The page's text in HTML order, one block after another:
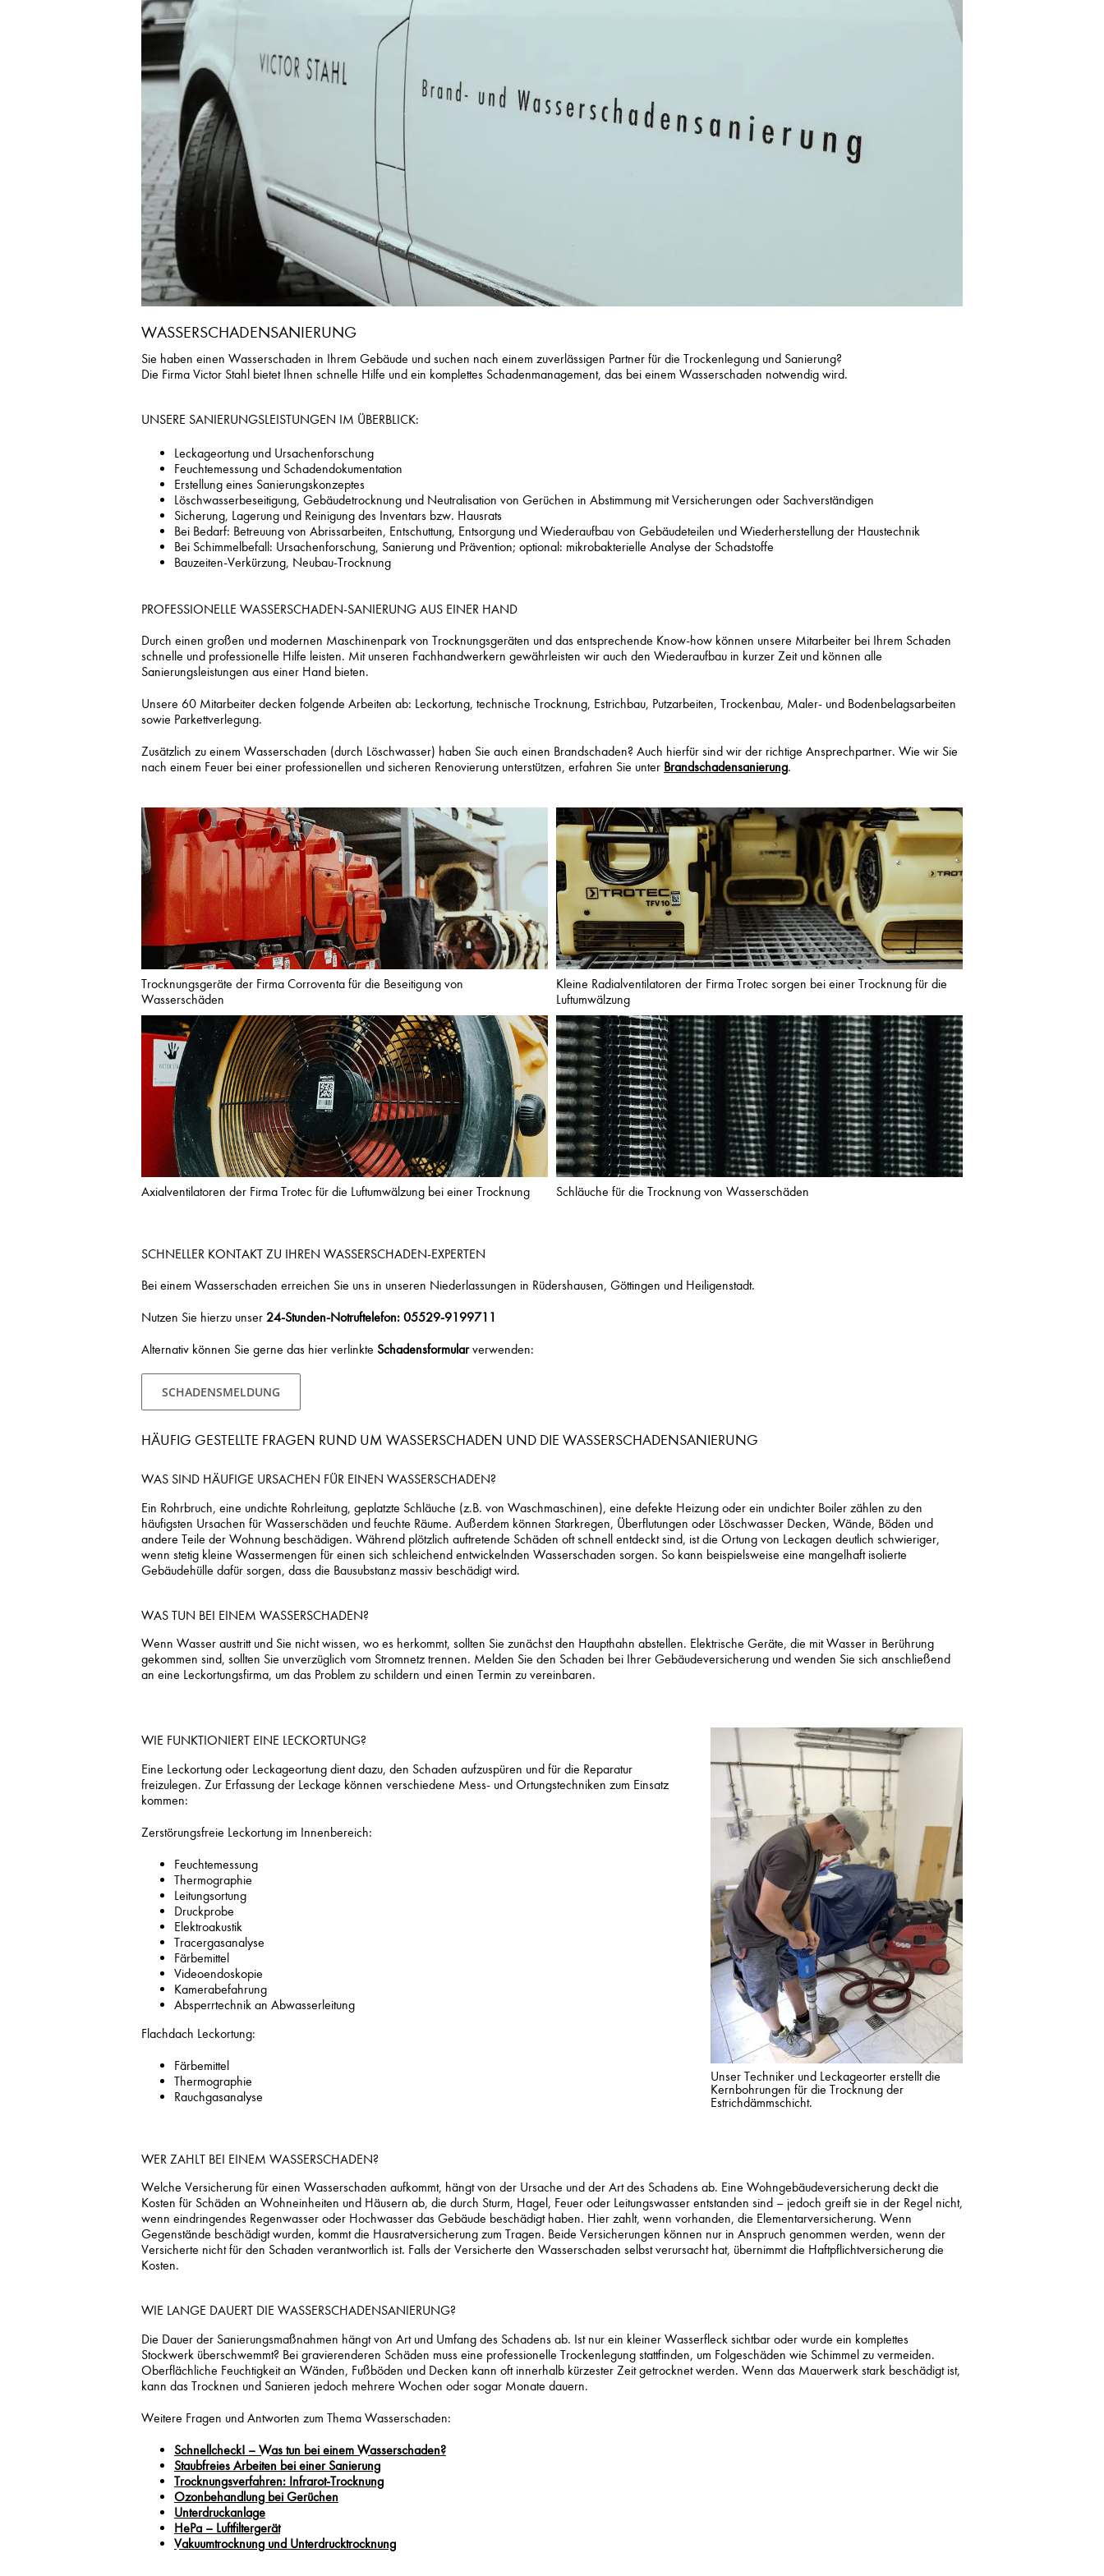
WASSERSCHADENSANIERUNG
Sie haben einen Wasserschaden in Ihrem Gebäude und suchen nach einem zuverlässigen Partner für die Trockenlegung und Sanierung?
Die Firma Victor Stahl bietet Ihnen schnelle Hilfe und ein komplettes Schadenmanagement, das bei einem Wasserschaden notwendig wird.
UNSERE SANIERUNGSLEISTUNGEN IM ÜBERBLICK:
Leckageortung und Ursachenforschung
Feuchtemessung und Schadendokumentation
Erstellung eines Sanierungskonzeptes
Löschwasserbeseitigung, Gebäudetrocknung und Neutralisation von Gerüchen in Abstimmung mit Versicherungen oder Sachverständigen
Sicherung, Lagerung und Reinigung des Inventars bzw. Hausrats
Bei Bedarf: Betreuung von Abrissarbeiten, Entschuttung, Entsorgung und Wiederaufbau von Gebäudeteilen und Wiederherstellung der Haustechnik
Bei Schimmelbefall: Ursachenforschung, Sanierung und Prävention; optional: mikrobakterielle Analyse der Schadstoffe
Bauzeiten-Verkürzung, Neubau-Trocknung
PROFESSIONELLE WASSERSCHADEN-SANIERUNG AUS EINER HAND
Durch einen großen und modernen Maschinenpark von Trocknungsgeräten und das entsprechende Know-how können unsere Mitarbeiter bei Ihrem Schaden
schnelle und professionelle Hilfe leisten. Mit unseren Fachhandwerkern gewährleisten wir auch den Wiederaufbau in kurzer Zeit und können alle
Sanierungsleistungen aus einer Hand bieten.
Unsere 60 Mitarbeiter decken folgende Arbeiten ab: Leckortung, technische Trocknung, Estrichbau, Putzarbeiten, Trockenbau, Maler- und Bodenbelagsarbeiten
sowie Parkettverlegung.
Zusätzlich zu einem Wasserschaden (durch Löschwasser) haben Sie auch einen Brandschaden? Auch hierfür sind wir der richtige Ansprechpartner. Wie wir Sie
nach einem Feuer bei einer professionellen und sicheren Renovierung unterstützen, erfahren Sie unter Brandschadensanierung.
Trocknungsgeräte der Firma Corroventa für die Beseitigung von
Wasserschäden
Kleine Radialventilatoren der Firma Trotec sorgen bei einer Trocknung für die
Luftumwälzung
Axialventilatoren der Firma Trotec für die Luftumwälzung bei einer Trocknung Schläuche für die Trocknung von Wasserschäden
SCHNELLER KONTAKT ZU IHREN WASSERSCHADEN-EXPERTEN
Bei einem Wasserschaden erreichen Sie uns in unseren Niederlassungen in Rüdershausen, Göttingen und Heiligenstadt.
Nutzen Sie hierzu unser 24-Stunden-Notruftelefon: 05529-9199711
Alternativ können Sie gerne das hier verlinkte Schadensformularverwenden:
SCHADENSMELDUNG
HÄUFIG GESTELLTE FRAGEN RUND UM WASSERSCHADEN UND DIE WASSERSCHADENSANIERUNG
WAS SIND HÄUFIGE URSACHEN FÜR EINEN WASSERSCHADEN?
Ein Rohrbruch, eine undichte Rohrleitung, geplatzte Schläuche (z.B. von Waschmaschinen), eine defekte Heizung oder ein undichter Boiler zählen zu den
häufigsten Ursachen für Wasserschäden und feuchte Räume. Außerdem können Starkregen, Überflutungen oder Löschwasser Decken, Wände, Böden und
andere Teile der Wohnung beschädigen. Während plötzlich auftretende Schäden oft schnell entdeckt sind, ist die Ortung von Leckagen deutlich schwieriger,
wenn stetig kleine Wassermengen für einen sich schleichend entwickelnden Wasserschaden sorgen. So kann beispielsweise eine mangelhaft isolierte
Gebäudehülle dafür sorgen, dass die Bausubstanz massiv beschädigt wird.
WAS TUN BEI EINEM WASSERSCHADEN?
Wenn Wasser austritt und Sie nicht wissen, wo es herkommt, sollten Sie zunächst den Haupthahn abstellen. Elektrische Geräte, die mit Wasser in Berührung
gekommen sind, sollten Sie unverzüglich vom Stromnetz trennen. Melden Sie den Schaden bei Ihrer Gebäudeversicherung und wenden Sie sich anschließend
an eine Leckortungsfirma, um das Problem zu schildern und einen Termin zu vereinbaren.
WIE FUNKTIONIERT EINE LECKORTUNG?
Eine Leckortung oder Leckageortung dient dazu, den Schaden aufzuspüren und für die Reparatur
freizulegen. Zur Erfassung der Leckage können verschiedene Mess- und Ortungstechniken zum Einsatz
kommen:
Zerstörungsfreie Leckortung im Innenbereich:
Feuchtemessung
Thermographie
Leitungsortung
Druckprobe
Elektroakustik
Tracergasanalyse
Färbemittel
Videoendoskopie
Kamerabefahrung
Absperrtechnik an Abwasserleitung
Flachdach Leckortung:
Färbemittel
Thermographie
Rauchgasanalyse
Unser Techniker und Leckageorter erstellt die
Kernbohrungen für die Trocknung der
Estrichdämmschicht.
WER ZAHLT BEI EINEM WASSERSCHADEN?
Welche Versicherung für einen Wasserschaden aufkommt, hängt von der Ursache und der Art des Schadens ab. Eine Wohngebäudeversicherung deckt die
Kosten für Schäden an Wohneinheiten und Häusern ab, die durch Sturm, Hagel, Feuer oder Leitungswasser entstanden sind – jedoch greift sie in der Regel nicht,
wenn eindringendes Regenwasser oder Hochwasser das Gebäude beschädigt haben. Hier zahlt, wenn vorhanden, die Elementarversicherung. Wenn
Gegenstände beschädigt wurden, kommt die Hausratversicherung zum Tragen. Beide Versicherungen können nur in Anspruch genommen werden, wenn der
Versicherte nicht für den Schaden verantwortlich ist. Falls der Versicherte den Wasserschaden selbst verursacht hat, übernimmt die Haftpflichtversicherung die
Kosten.
WIE LANGE DAUERT DIE WASSERSCHADENSANIERUNG?
Die Dauer der Sanierungsmaßnahmen hängt von Art und Umfang des Schadens ab. Ist nur ein kleiner Wasserfleck sichtbar oder wurde ein komplettes
Stockwerk überschwemmt? Bei gravierenderen Schäden muss eine professionelle Trockenlegung stattfinden, um Folgeschäden wie Schimmel zu vermeiden.
Oberflächliche Feuchtigkeit an Wänden, Fußböden und Decken kann oft innerhalb kürzester Zeit getrocknet werden. Wenn das Mauerwerk stark beschädigt ist,
kann das Trocknen und Sanieren jedoch mehrere Wochen oder sogar Monate dauern.
Weitere Fragen und Antworten zum Thema Wasserschaden:
Schnellcheck! – Was tun bei einem Wasserschaden?
Staubfreies Arbeiten bei einer Sanierung
Trocknungsverfahren: Infrarot-Trocknung
Ozonbehandlung bei Gerüchen
Unterdruckanlage
HePa – Luftfiltergerät
Vakuumtrocknung und Unterdrucktrocknung